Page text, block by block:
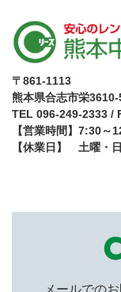
〒861-1113
熊本県合志市栄
TEL 096-249-2333 /
【営業時間】7:30
【休業日】 土曜・